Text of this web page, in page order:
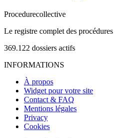
Procedurecollective
Le registre complet des
369.122 dossiers actifs
INFORMATIONS
À propos
Widget pour votre site
Contact & FAQ
Mentions légales
Privacy
Cookies